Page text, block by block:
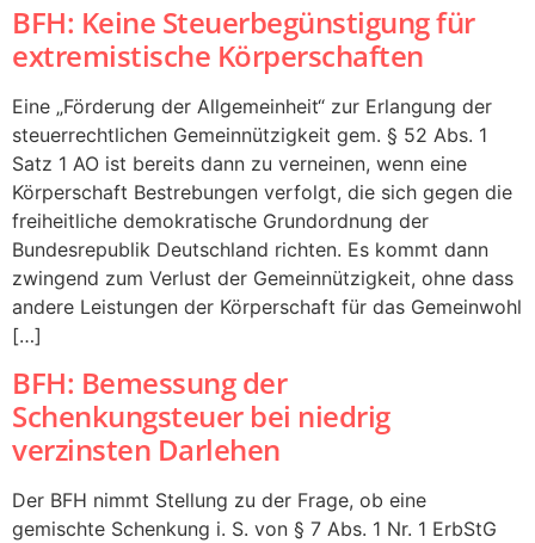
BFH: Keine Steuerbegünstigung für
extremistische Körperschaften
Eine „Förderung der Allgemeinheit“ zur Erlangung der
steuerrechtlichen Gemeinnützigkeit gem. § 52 Abs. 1
Satz 1 AO ist bereits dann zu verneinen, wenn eine
Körperschaft Bestrebungen verfolgt, die sich gegen die
freiheitliche demokratische Grundordnung der
Bundesrepublik Deutschland richten. Es kommt dann
zwingend zum Verlust der Gemeinnützigkeit, ohne dass
andere Leistungen der Körperschaft für das Gemeinwohl
[…]
BFH: Bemessung der
Schenkungsteuer bei niedrig
verzinsten Darlehen
Der BFH nimmt Stellung zu der Frage, ob eine
gemischte Schenkung i. S. von § 7 Abs. 1 Nr. 1 ErbStG